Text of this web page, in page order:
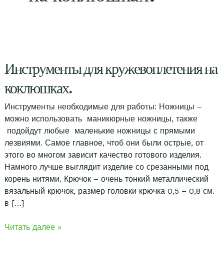
Инструменты для кружевоплетения на
коклюшках.
Инструменты необходимые для работы: Ножницы –
можно использовать маникюрные ножницы, также
подойдут любые маленькие ножницы с прямыми
лезвиями. Самое главное, чтоб они были острые, от
этого во многом зависит качество готового изделия.
Намного лучше выглядит изделие со срезанными под
корень нитями. Крючок – очень тонкий металлический
вязальный крючок, размер головки крючка 0,5 – 0,8 см.
в […]
Инструменты
Читать далее »